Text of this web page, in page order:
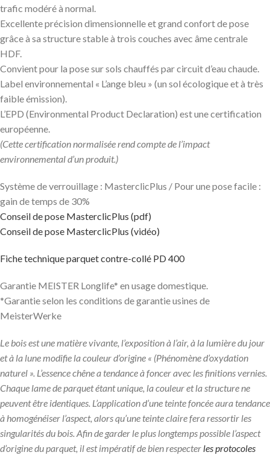
trafic modéré à normal.
Excellente précision dimensionnelle et grand confort de pose
grâce à sa structure stable à trois couches avec âme centrale
HDF.
Convient pour la pose sur sols chauffés par circuit d’eau chaude.
Label environnemental « L’ange bleu » (un sol écologique et à très
faible émission).
L’EPD (Environmental Product Declaration) est une certification
européenne.
(Cette certification normalisée rend compte de l’impact
environnemental d’un produit.)
Système de verrouillage : MasterclicPlus / Pour une pose facile :
gain de temps de 30%
Conseil de pose MasterclicPlus (pdf)
Conseil de pose MasterclicPlus (vidéo)
Fiche technique parquet contre-collé PD 400
Garantie MEISTER Longlife* en usage domestique.
*Garantie selon les conditions de garantie usines de
MeisterWerke
Le bois est une matière vivante, l’exposition à l’air, à la lumière du jour
et à la lune modifie la couleur d’origine « (Phénomène d’oxydation
naturel ». L’essence chêne a tendance à foncer avec les finitions vernies.
Chaque lame de parquet étant unique, la couleur et la structure ne
peuvent être identiques. L’application d’une teinte foncée aura tendance
à homogénéiser l’aspect, alors qu’une teinte claire fera ressortir les
singularités du bois. Afin de garder le plus longtemps possible l’aspect
d’origine du parquet, il est impératif de bien respecter les protocoles